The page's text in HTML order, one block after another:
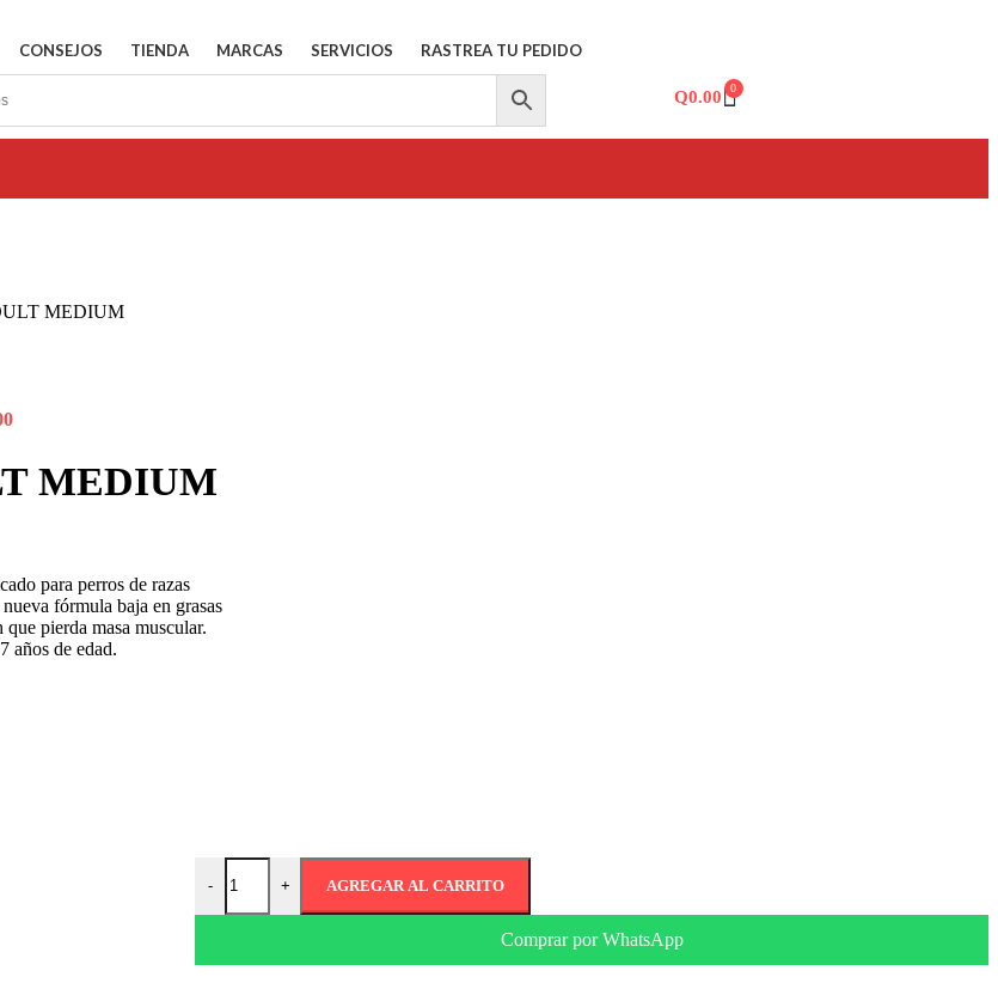
CONSEJOS TIENDA MARCAS SERVICIOS RASTREA TU PEDIDO
Q0.00 0
MEDIUM
MEDIUM
para perros de razas
fórmula baja en grasas
pierda masa muscular.
años de edad.
- + AGREGAR AL CARRITO
Comprar por WhatsApp